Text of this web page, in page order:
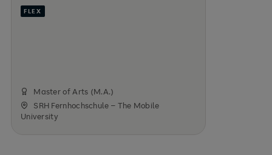
FLEX
Master of Arts (M.A.)
SRH Fernhochschule – The Mobile
University